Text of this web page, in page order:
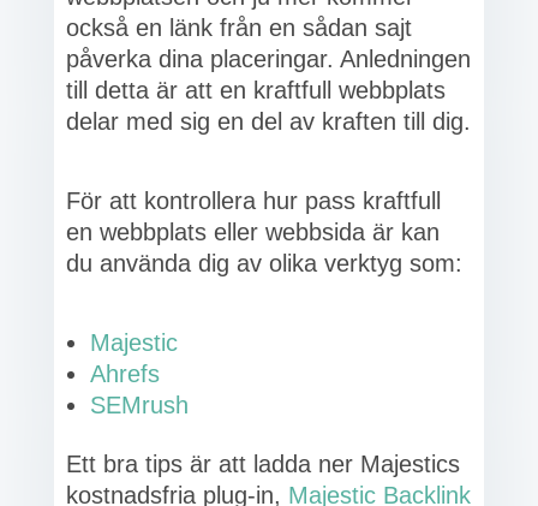
också en länk från en sådan sajt
påverka dina placeringar. Anledningen
till detta är att en kraftfull webbplats
delar med sig en del av kraften till dig.
För att kontrollera hur pass kraftfull
en webbplats eller webbsida är kan
du använda dig av olika verktyg som:
Majestic
Ahrefs
SEMrush
Ett bra tips är att ladda ner Majestics
kostnadsfria plug-in, Majestic Backlink